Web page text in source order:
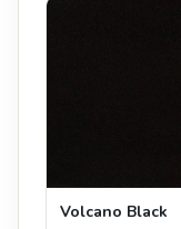
Volcano Black